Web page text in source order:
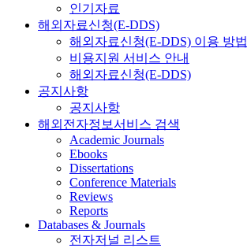
인기자료
해외자료신청(E-DDS)
해외자료신청(E-DDS) 이용 방법
비용지원 서비스 안내
해외자료신청(E-DDS)
공지사항
공지사항
해외전자정보서비스 검색
Academic Journals
Ebooks
Dissertations
Conference Materials
Reviews
Reports
Databases & Journals
전자저널 리스트